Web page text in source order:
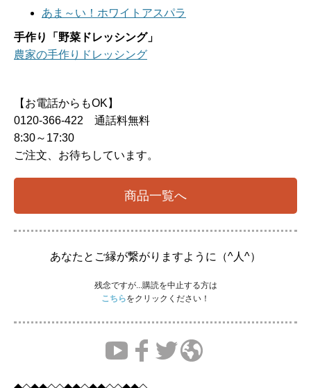
あま～い！ホワイトアスパラ
手作り「野菜ドレッシング」
農家の手作りドレッシング
【お電話からもOK】
0120-366-422 通話料無料
8:30～17:30
ご注文、お待ちしています。
商品一覧へ
あなたとご縁が繋がりますように（^人^）
残念ですが...購読を中止する方は
こちらをクリックください！